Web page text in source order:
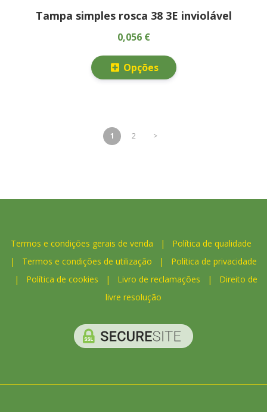
Tampa simples rosca 38 3E inviolável
0,056 €
Opções
1 2 >
Termos e condições gerais de venda | Política de qualidade
| Termos e condições de utilização | Política de privacidade
| Política de cookies | Livro de reclamações | Direito de
livre resolução